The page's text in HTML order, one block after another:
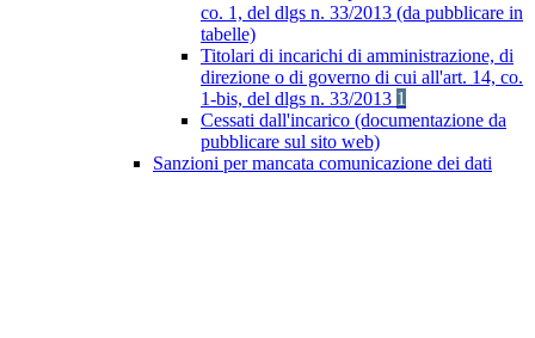
co. 1, del dlgs n. 33/2013 (da pubblicare in
tabelle)
Titolari di incarichi di amministrazione, di
direzione o di governo di cui all'art. 14, co.
1-bis, del dlgs n. 33/2013 1
Cessati dall'incarico (documentazione da
pubblicare sul sito web)
Sanzioni per mancata comunicazione dei dati